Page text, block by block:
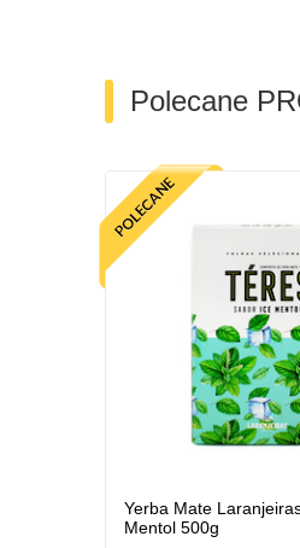
Polecane
Yerba Mate
Mentol 500g